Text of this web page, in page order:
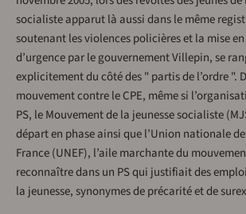
socialiste apparut là aussi dans le même
soutenant les violences policières et la mise
d’urgence par le gouvernement Villepin, se
explicitement du côté des " partis de l’ordre ".
mouvement contre le CPE, même si
PS, le Mouvement de la jeunesse socialiste
départ en phase ainsi que l’Union nationale
France (UNEF), l’aile marchante du
reconnaître dans un PS qui justifiait des
la jeunesse, synonymes de précarité et de